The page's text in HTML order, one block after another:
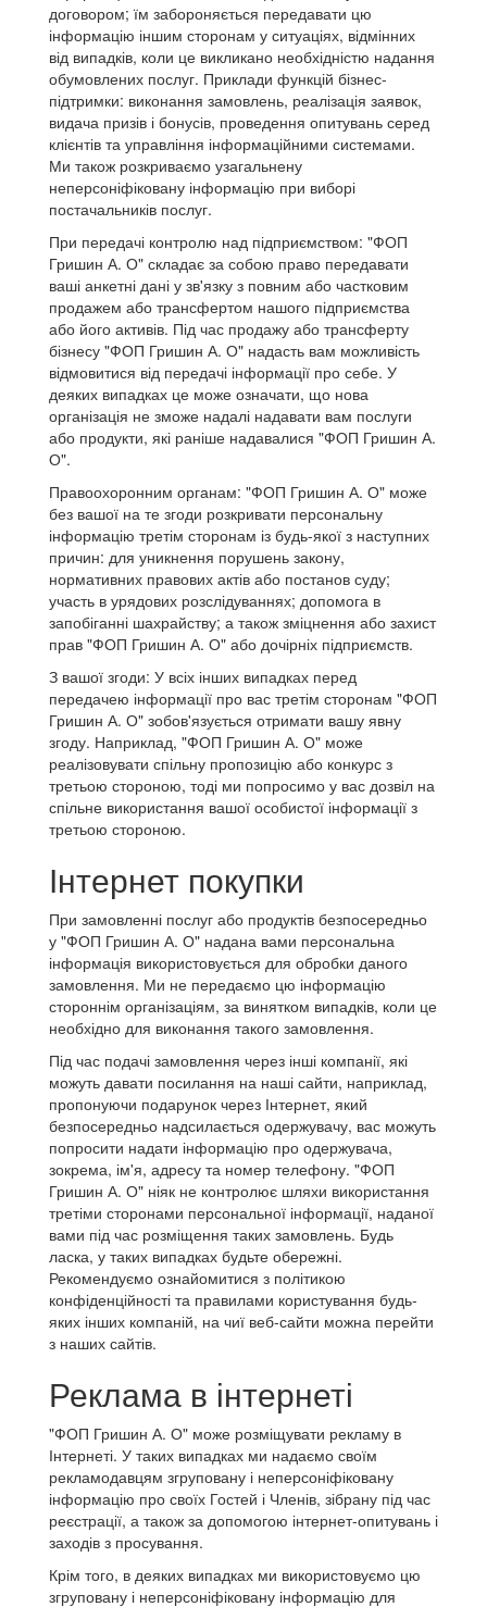
договором; їм забороняється передавати цю
інформацію іншим сторонам у ситуаціях, відмінних
від випадків, коли це викликано необхідністю надання
обумовлених послуг. Приклади функцій бізнес-
підтримки: виконання замовлень, реалізація заявок,
видача призів і бонусів, проведення опитувань серед
клієнтів та управління інформаційними системами.
Ми також розкриваємо узагальнену
неперсоніфіковану інформацію при виборі
постачальників послуг.
При передачі контролю над підприємством: "ФОП
Гришин А. О" складає за собою право передавати
ваші анкетні дані у зв'язку з повним або частковим
продажем або трансфертом нашого підприємства
або його активів. Під час продажу або трансферту
бізнесу "ФОП Гришин А. О" надасть вам можливість
відмовитися від передачі інформації про себе. У
деяких випадках це може означати, що нова
організація не зможе надалі надавати вам послуги
або продукти, які раніше надавалися "ФОП Гришин А.
О".
Правоохоронним органам: "ФОП Гришин А. О" може
без вашої на те згоди розкривати персональну
інформацію третім сторонам із будь-якої з наступних
причин: для уникнення порушень закону,
нормативних правових актів або постанов суду;
участь в урядових розслідуваннях; допомога в
запобіганні шахрайству; а також зміцнення або захист
прав "ФОП Гришин А. О" або дочірніх підприємств.
З вашої згоди: У всіх інших випадках перед
передачею інформації про вас третім сторонам "ФОП
Гришин А. О" зобов'язується отримати вашу явну
згоду. Наприклад, "ФОП Гришин А. О" може
реалізовувати спільну пропозицію або конкурс з
третьою стороною, тоді ми попросимо у вас дозвіл на
спільне використання вашої особистої інформації з
третьою стороною.
Інтернет покупки
При замовленні послуг або продуктів безпосередньо
у "ФОП Гришин А. О" надана вами персональна
інформація використовується для обробки даного
замовлення. Ми не передаємо цю інформацію
стороннім організаціям, за винятком випадків, коли це
необхідно для виконання такого замовлення.
Під час подачі замовлення через інші компанії, які
можуть давати посилання на наші сайти, наприклад,
пропонуючи подарунок через Інтернет, який
безпосередньо надсилається одержувачу, вас можуть
попросити надати інформацію про одержувача,
зокрема, ім'я, адресу та номер телефону. "ФОП
Гришин А. О" ніяк не контролює шляхи використання
третіми сторонами персональної інформації, наданої
вами під час розміщення таких замовлень. Будь
ласка, у таких випадках будьте обережні.
Рекомендуємо ознайомитися з політикою
конфіденційності та правилами користування будь-
яких інших компаній, на чиї веб-сайти можна перейти
з наших сайтів.
Реклама в інтернеті
"ФОП Гришин А. О" може розміщувати рекламу в
Інтернеті. У таких випадках ми надаємо своїм
рекламодавцям згруповану і неперсоніфіковану
інформацію про своїх Гостей і Членів, зібрану під час
реєстрації, а також за допомогою інтернет-опитувань і
заходів з просування.
Крім того, в деяких випадках ми використовуємо цю
згруповану і неперсоніфіковану інформацію для